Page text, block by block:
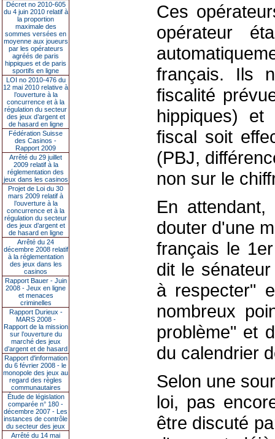
Décret no 2010-605
du 4 juin 2010 relatif à
la proportion
maximale des
sommes versées en
moyenne aux joueurs
par les opérateurs
agréés de paris
hippiques et de paris
sportifs en ligne
LOI no 2010-476 du
12 mai 2010 relative à
l’ouverture à la
concurrence et à la
régulation du secteur
des jeux d’argent et
de hasard en ligne
Fédération Suisse
des Casinos -
Rapport 2009
Arrêté du 29 juillet
2009 relatif à la
réglementation des
jeux dans les casinos
Projet de Loi du 30
mars 2009 relatif à
l’ouverture à la
concurrence et à la
régulation du secteur
des jeux d’argent et
de hasard en ligne
Arrêté du 24
décembre 2008 relatif
à la réglementation
des jeux dans les
casinos
Rapport Bauer - Juin
2008 - Jeux en ligne
et menaces
criminelles
Rapport Durieux -
MARS 2008 -
Rapport de la mission
sur l’ouverture du
marché des jeux
d’argent et de hasard
Rapport d'information
du 6 février 2008 - le
monopole des jeux au
regard des règles
communautaires
Étude de législation
comparée n° 180 -
décembre 2007 - Les
instances de contrôle
du secteur des jeux
Arrêté du 14 mai
Ces
opérateur
français. Ils
fiscalité
hippiques) et
fiscal soit
(PBJ,
non sur le
En
douter d'une
français le
dit le
à respecter"
nombreux
problème" et
du calendrier
Selon une
loi, pas
être discuté